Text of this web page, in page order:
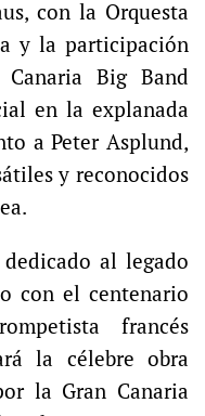
con la Orquesta
y la participación
Big Band
en la explanada
a Peter Asplund,
y reconocidos
al legado
con el centenario
francés
la célebre obra
la Gran Canaria